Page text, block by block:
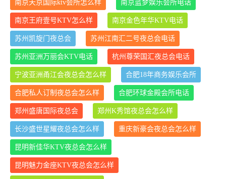
南京天京国际ktv会所怎么样 南京蓝梦娱乐会所电话
南京王府壹号KTV怎么样 南京金色年华KTV电话
苏州凯旋门夜总会 苏州江南汇二号夜总会电话
苏州亚洲万丽会KTV电话 杭州尊荣国汇夜总会电话
宁波亚洲甬江会夜总会怎么样 合肥18年商务娱乐会所
合肥私人订制夜总会怎么样 合肥环球金殿会所电话
郑州盛唐国际夜总会 郑州K秀馆夜总会怎么样
长沙盛世星耀夜总会怎么样 重庆新豪会夜总会怎么样
昆明新佳华KTV夜总会怎么样
昆明魅力金座KTV夜总会怎么样